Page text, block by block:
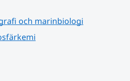
och marinbiologi